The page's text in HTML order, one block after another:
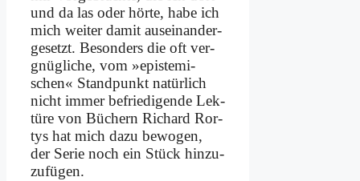
und da las oder hör­te, ha­be ich
mich wei­ter da­mit aus­ein­an­der­
ge­setzt. Be­son­ders die oft ver­
gnüg­li­che, vom »epi­ste­mi­
schen« Stand­punkt na­tür­lich
nicht im­mer be­frie­di­gen­de Lek­
tü­re von Bü­chern Ri­chard Ror­
tys hat mich da­zu be­wo­gen,
der Se­rie noch ein Stück hin­zu­
zu­fü­gen.